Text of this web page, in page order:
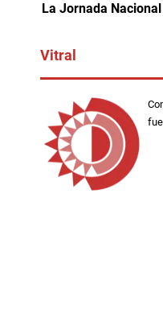
La Jornada
Vitral